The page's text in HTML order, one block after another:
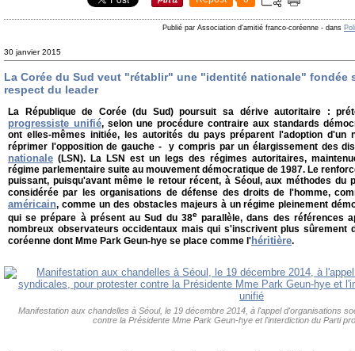
Publié par Association d'amitié franco-coréenne - dans
30 janvier 2015
La Corée du Sud veut "rétablir" une "identité nationale" fondée
respect du leader
La République de Corée (du Sud) poursuit sa dérive autoritaire :
progressiste unifié, selon une procédure contraire aux standards
ont elles-mêmes initiée, les autorités du pays préparent l'adoption d'un
réprimer l'opposition de gauche - y compris par un élargissement des
nationale (LSN). La LSN est un legs des régimes autoritaires,
régime parlementaire suite au mouvement démocratique de 1987. Le
puissant, puisqu'avant même le retour récent, à Séoul, aux méthodes du
considérée par les organisations de défense des droits de l'homme,
américain, comme un des obstacles majeurs à un régime pleinement
qui se prépare à présent au Sud du 38e parallèle, dans des références
nombreux observateurs occidentaux mais qui s'inscrivent plus sûrement
coréenne dont Mme Park Geun-hye se place comme l'héritière.
Manifestation aux chandelles à Séoul, le 19 décembre 2014, à l'appel d'organisations
contre la Présidente Mme Park Geun-hye et l'interdiction du Parti